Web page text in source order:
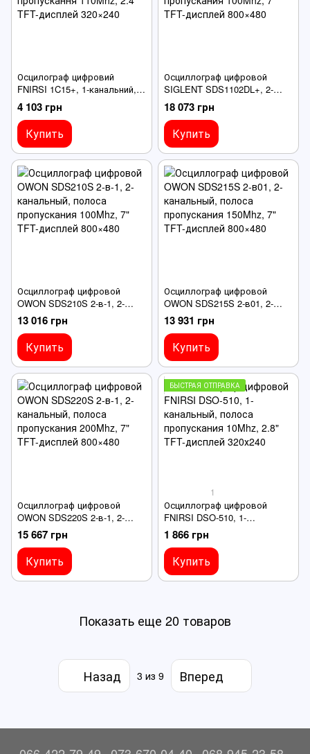
Осцилограф цифровий
FNIRSI 1C15+, 1-канальний,
полоса пропускання 110Mhz,
2.4" TFT-дисплей 320×240
4 103 грн
Купить
Осциллограф цифровой
SIGLENT SDS1102DL+, 2-
канальный, полоса
пропускания 100Mhz, 7" TFT-
дисплей 800×480
18 073 грн
Купить
Осциллограф цифровой
OWON SDS210S 2-в-1, 2-
канальный, полоса
пропускания 100Mhz, 7" TFT-
дисплей 800×480
13 016 грн
Купить
Осциллограф цифровой
OWON SDS215S 2-в01, 2-
канальный, полоса
пропускания 150Mhz, 7" TFT-
дисплей 800×480
13 931 грн
Купить
Осциллограф цифровой
OWON SDS220S 2-в-1, 2-
канальный, полоса
пропускания 200Mhz, 7" TFT-
дисплей 800×480
15 667 грн
Купить
БЫСТРАЯ ОТПРАВКА
1
Осциллограф цифровой
FNIRSI DSO-510, 1-
канальный, полоса
пропускания 10Mhz, 2.8" TFT-
дисплей 320х240
1 866 грн
Купить
Показать еще 20 товаров
Назад 3 из 9 Вперед